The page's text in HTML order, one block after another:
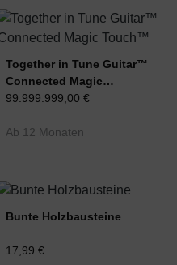
Together in Tune Guitar™
Connected Magic
Touch™
99.999.999,00 €
Ab 12 Monaten
Bunte Holzbausteine
17,99 €